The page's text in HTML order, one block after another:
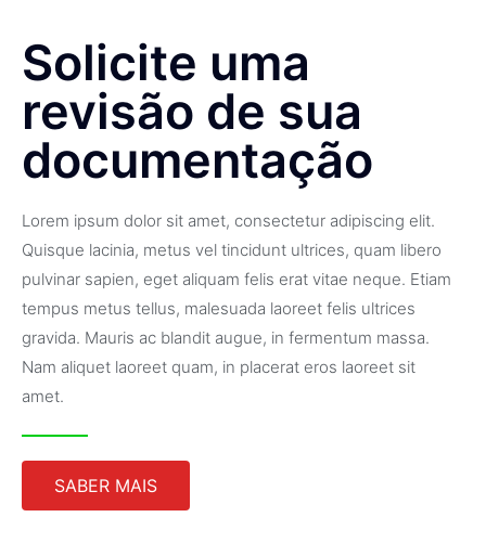
Solicite uma
revisão de sua
documentação
Lorem ipsum dolor sit amet, consectetur adipiscing elit.
Quisque lacinia, metus vel tincidunt ultrices, quam libero
pulvinar sapien, eget aliquam felis erat vitae neque. Etiam
tempus metus tellus, malesuada laoreet felis ultrices
gravida. Mauris ac blandit augue, in fermentum massa.
Nam aliquet laoreet quam, in placerat eros laoreet sit
amet.
SABER MAIS